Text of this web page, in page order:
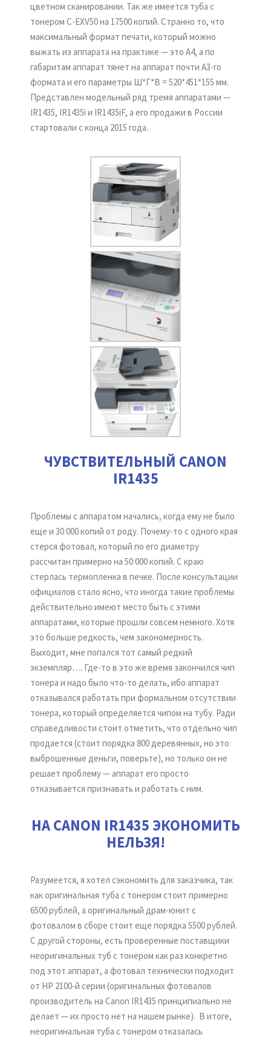
цветном сканировании. Так же имеется туба с
тонером C-EXV50 на 17500 копий. Странно то, что
максимальный формат печати, который можно
выжать из аппарата на практике — это А4, а по
габаритам аппарат тянет на аппарат почти А3-го
формата и его параметры Ш*Г*В = 520*451*155 мм.
Представлен модельный ряд тремя аппаратами —
IR1435, IR1435i и IR1435iF, а его продажи в России
стартовали с конца 2015 года.
ЧУВСТВИТЕЛЬНЫЙ CANON
IR1435
Проблемы с аппаратом начались, когда ему не было
еще и 30 000 копий от роду. Почему-то с одного края
стерся фотовал, который по его диаметру
рассчитан примерно на 50 000 копий. С краю
стерлась термопленка в печке. После консультации
официалов стало ясно, что иногда такие проблемы
действительно имеют место быть с этими
аппаратами, которые прошли совсем немного. Хотя
это больше редкость, чем закономерность.
Выходит, мне попался тот самый редкий
экземпляр…. Где-то в это же время закончился чип
тонера и надо было что-то делать, ибо аппарат
отказывался работать при формальном отсутствии
тонера, который определяется чипом на тубу. Ради
справедливости стоит отметить, что отдельно чип
продается (стоит порядка 800 деревянных, но это
выброшенные деньги, поверьте), но только он не
решает проблему — аппарат его просто
отказывается признавать и работать с ним.
НА CANON IR1435 ЭКОНОМИТЬ
НЕЛЬЗЯ!
Разумеется, я хотел сэкономить для заказчика, так
как оригинальная туба с тонером стоит примерно
6500 рублей, а оригинальный драм-юнит с
фотовалом в сборе стоит еще порядка 5500 рублей.
С другой стороны, есть проверенные поставщики
неоригинальных туб с тонером как раз конкретно
под этот аппарат, а фотовал технически подходит
от HP 2100-й серии (оригинальных фотовалов
производитель на Canon IR1435 принципиально не
делает — их просто нет на нашем рынке). В итоге,
неоригинальная туба с тонером отказалась